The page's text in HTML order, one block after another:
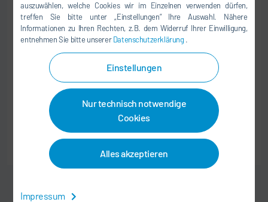
auszuwählen, welche Cookies wir im Einzelnen verwenden dürfen,
treffen Sie bitte unter „Einstellungen“ Ihre Auswahl. Nähere
Informationen zu Ihren Rechten, z.B. dem Widerruf Ihrer Einwilligung,
entnehmen Sie bitte unsererDatenschutzerklärung .
Einstellungen
Nur technisch notwendige
Cookies
Alles akzeptieren
Impressum
BERUFSERFAHRENE
LOGISTIK & EINKAUF
German Speaking Operational Buyer for
Material Management (MM) Team
Dürr Group Services, India
201 305 Noida
ZUM JOB